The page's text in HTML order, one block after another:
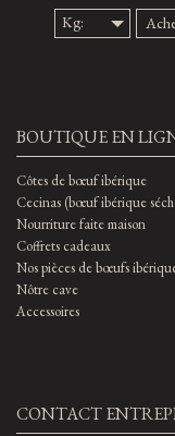
Kg:
1,5
BOUTIQUE EN
Côtes de bœuf ibérique
Cecinas (bœuf ibérique
Nourriture faite maison
Coffrets cadeaux
Nos pièces de bœufs
Nôtre cave
Accessoires
CONTACT